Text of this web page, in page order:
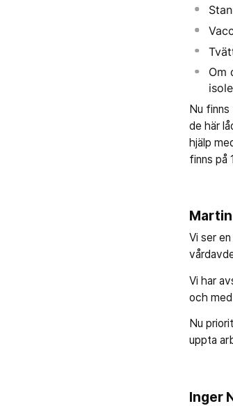
Om
Nu
de här
hjälp
finns på
Vi ser
Vi har
och
Nu
uppta
Inger